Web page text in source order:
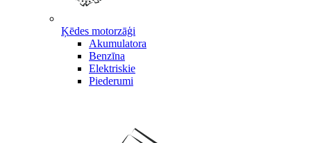
Ķēdes motorzāģi
Akumulatora
Benzīna
Elektriskie
Piederumi